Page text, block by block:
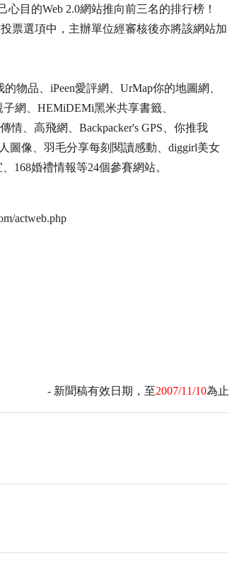
目的Web 2.0網站推向前三名的排行榜！
票選項中，主辦單位經審核後亦將該網站加
物品、iPeen愛評網、UrMap你的地圖網、
網、HEMiDEMi黑米共享書籤、
情、高飛網、Backpacker's GPS、你推我
圖像、羽毛分享每刻閱讀感動、diggirl美女
168婚禮情報等24個參賽網站。
actweb.php
- 新聞稿有效日期，至2007/11/10為止